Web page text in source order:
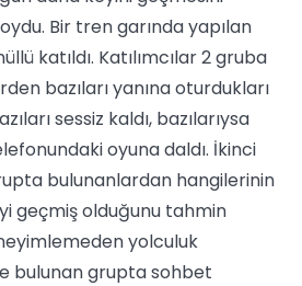
Bir tren garında yapılan
katıldı. Katılımcılar 2 gruba
bazıları yanına oturdukları
sessiz kaldı, bazılarıysa
oyuna daldı. İkinci
bulunanlardan hangilerinin
geçmiş olduğunu tahmin
yolculuk
bulunan grupta sohbet